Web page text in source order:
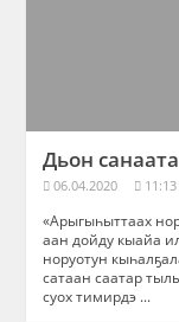
Дьон санаата
06.04.2020 11:13
«Арыгыһыттаах
аан дойду кыайа
норуотун
сатаан саатар
суох тимирдэ ...